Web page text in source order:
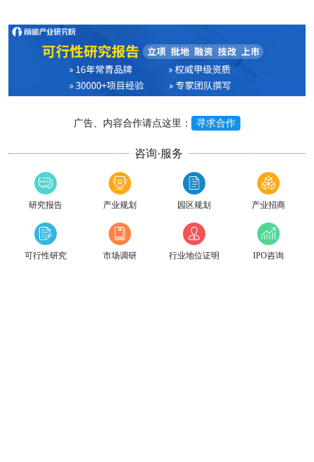
广告、内容合作请点这里： 寻求合作
咨询·服务
研究报告 产业规划 园区规划 产业招商
可行性研究 市场调研 行业地位证明 IPO咨询